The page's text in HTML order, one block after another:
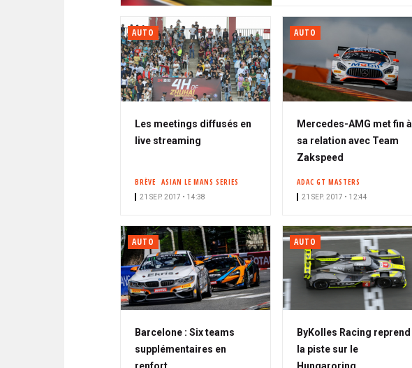
AUTO
Les meetings diffusés en
live streaming
BRÈVE ASIAN LE MANS SERIES
21 SEP. 2017 • 14:38
AUTO
Mercedes-AMG met fin à
sa relation avec Team
Zakspeed
ADAC GT MASTERS
21 SEP. 2017 • 12:44
AUTO
Barcelone : Six teams
supplémentaires en
AUTO
ByKolles Racing reprend
la piste sur le